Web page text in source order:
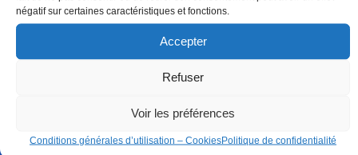
négatif sur certaines caractéristiques et fonctions.
Accepter
Refuser
Voir les préférences
Conditions générales d’utilisation – CookiesPolitique de confidentialité
DEMANDE DE DEVIS 06 63 84 15 07
Appel gratuit 7 jours sur 7
Les Toitures de Gironde sont des spécialistes de la